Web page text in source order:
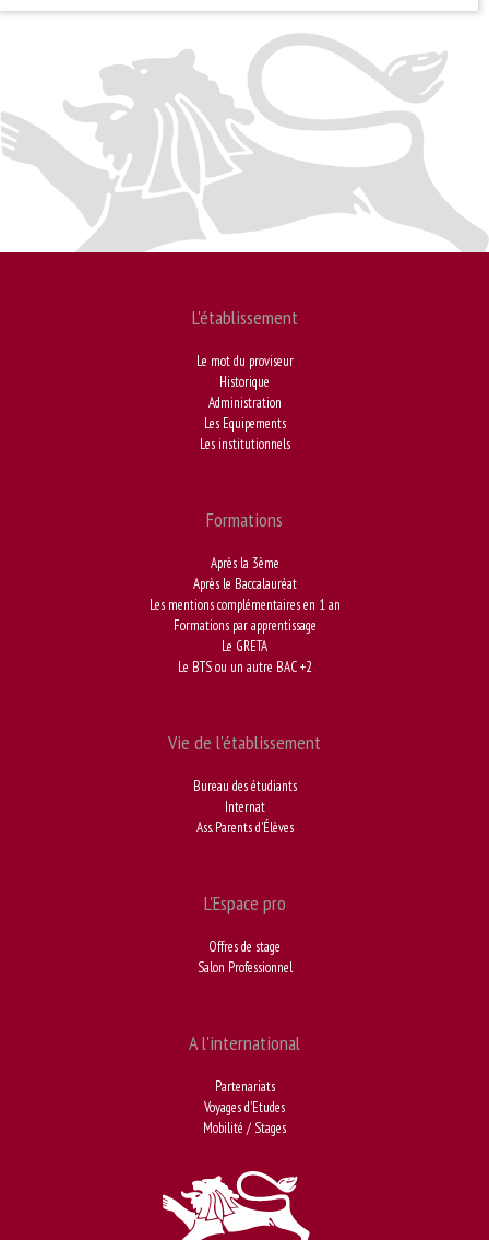
L'établissement
Le mot du proviseur
Historique
Administration
Les Equipements
Les institutionnels
Formations
Après la 3ème
Après le Baccalauréat
Les mentions complémentaires en 1 an
Formations par apprentissage
Le GRETA
Le BTS ou un autre BAC +2
Vie de l'établissement
Bureau des étudiants
Internat
Ass. Parents d'Élèves
L'Espace pro
Offres de stage
Salon Professionnel
A l'international
Partenariats
Voyages d'Etudes
Mobilité / Stages